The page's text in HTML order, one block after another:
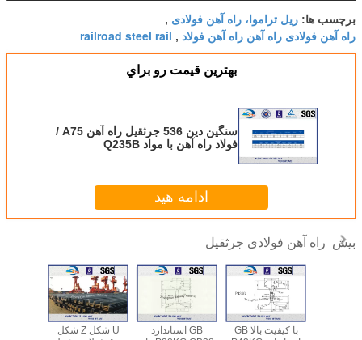
برچسب ها: ریل تراموا، راه آهن فولادی ,
راه آهن فولادی راه آهن راه آهن فولاد ,
railroad steel rail
بهترين قيمت رو براي
سنگین دین 536 جرثقیل راه آهن A75 /
فولاد راه آهن با مواد Q235B
ادامه هید
بیش راه آهن فولادی جرثقیل
U شکل Z شکل
GB استاندارد
با کیفیت بالا GB